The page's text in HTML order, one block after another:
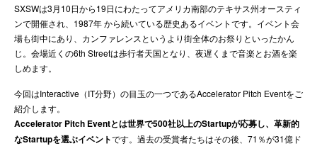
SXSWは3月10日から19日にわたってアメリカ南部のテキサス州オースティ
ンで開催され、1987年 から続いている歴史あるイベントです。 イベント会
場も街中にあり、カンファレンスというより街全体のお祭りといったかん
じ。会場近くの6th Streetは歩行者天国となり、夜遅くまで音楽とお酒を楽
しめます。
今回はInteractive（IT分野）の目玉の一つであるAccelerator Pitch Eventをご
紹介します。
Accelerator Pitch Eventとは世界で500社以上のStartupが応募し、革新的
なStartupを選ぶイベントです。過去の受賞者たちはその後、71％が31億ド